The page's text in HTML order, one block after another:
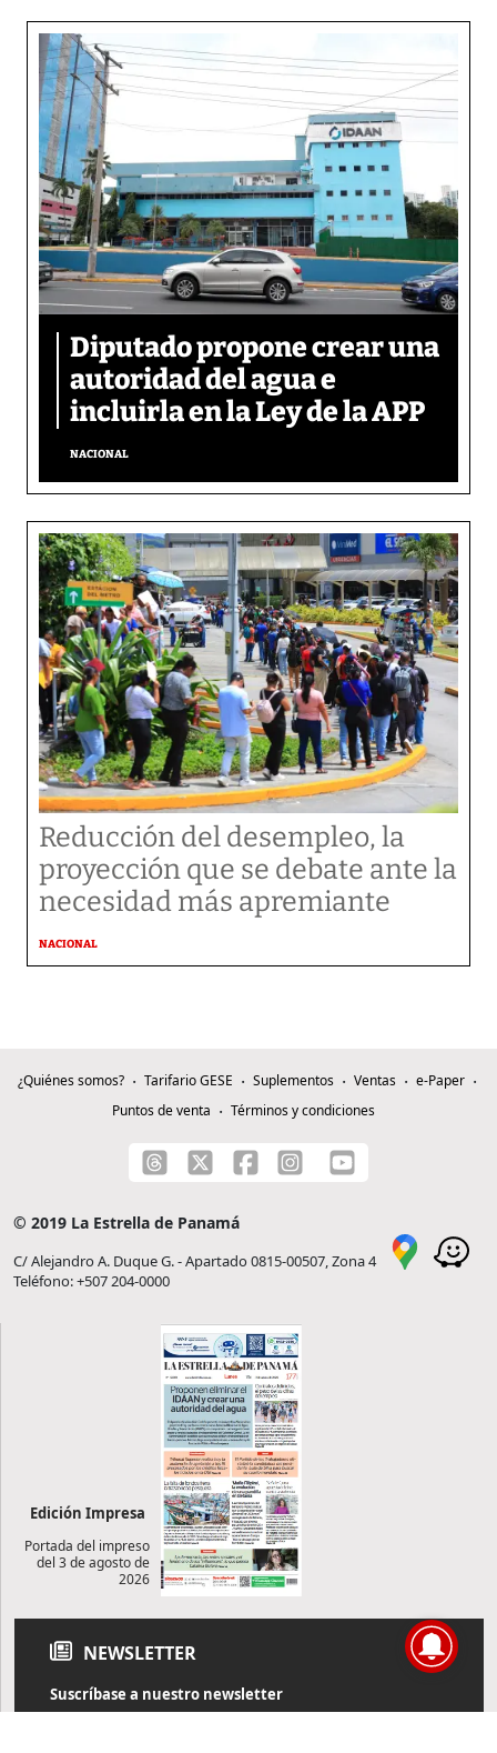
Diputado propone crear una
autoridad del agua e
incluirla en la Ley de la APP
NACIONAL
Reducción del desempleo, la
proyección que se debate ante la
necesidad más apremiante
NACIONAL
¿Quiénes somos? Tarifario GESE Suplementos Ventas
e-Paper
Puntos de venta
Términos y condiciones
© 2019 La Estrella de Panamá
C/ Alejandro A. Duque G. - Apartado 0815-00507, Zona 4
Teléfono: +507 204-0000
Edición Impresa
Portada del impreso
del 3 de agosto de
2026
NEWSLETTER
Suscríbase a nuestro newsletter
Reciba diariamente información de actualidad directamente en